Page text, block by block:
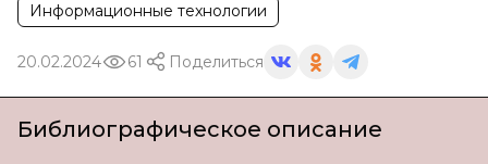
Информационные технологии
20.02.2024 61 Поделиться
Библиографическое описание